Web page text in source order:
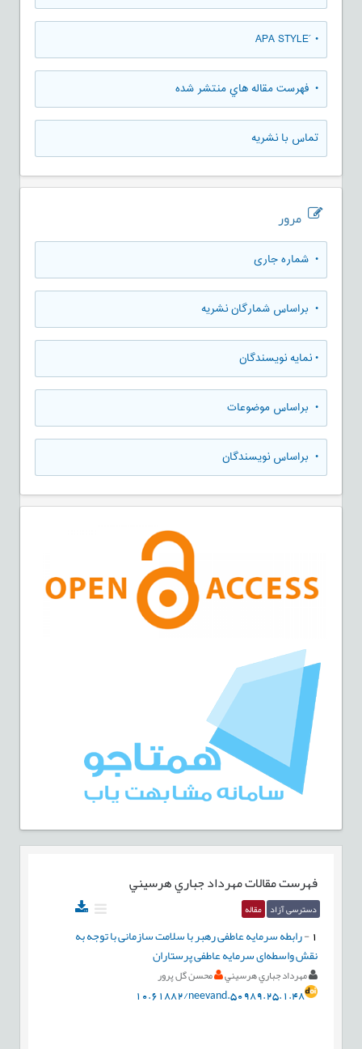
• َAPA STYLE
• فهرست مقاله هاي منتشر شده
تماس با نشریه
مرور
• شماره جاری
• براساس شمارگان نشریه
•نمایه نویسندگان
• براساس موضوعات
• براساس نویسندگان
فهرست مقالاتمهرداد جباري هرسيني
دسترسی آزاد مقاله
-رابطه سرمایه عاطفی رهبر با سلامت سازمانی با توجه به
نقش واسطه‌ای سرمایه عاطفی پرستاران
مهرداد جباري هرسيني محسن گل پرور
10.61882/neevand.50989.25.1.48